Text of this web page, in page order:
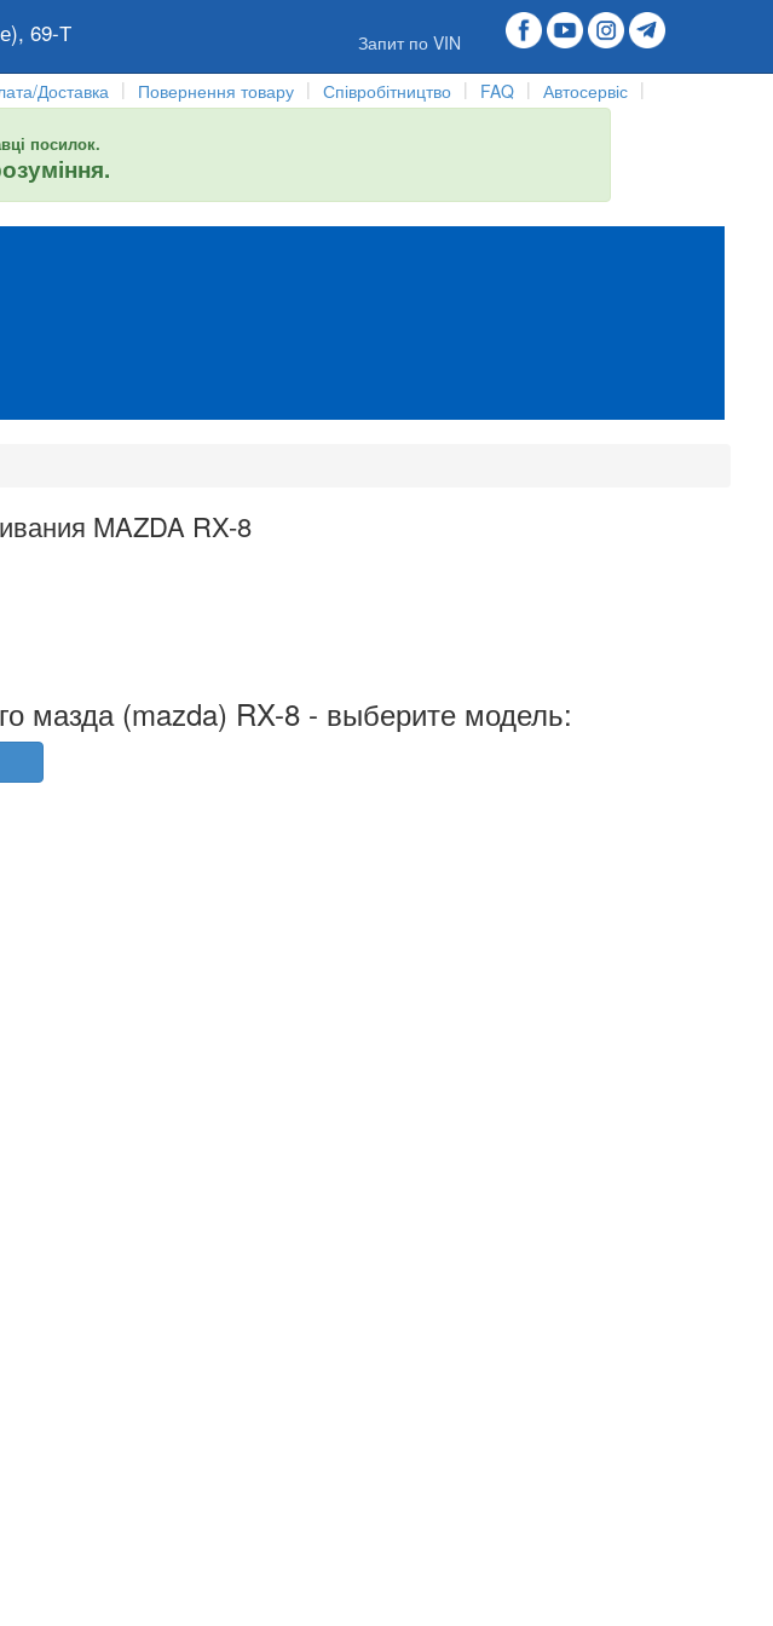
69-Т
Запит по VIN
Доставка | Повернення товару | Співробітництво | FAQ | Автосервіс |
посилок.
MAZDA RX-8
мазда (mazda) RX-8 - выберите модель: